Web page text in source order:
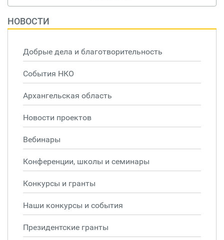
НОВОСТИ
Добрые дела и благотворительность
События НКО
Архангельская область
Новости проектов
Вебинары
Конференции, школы и семинары
Конкурсы и гранты
Наши конкурсы и события
Президентские гранты